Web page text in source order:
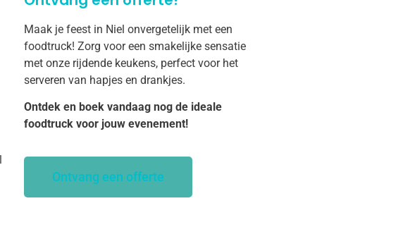
Maak je feest in Niel onvergetelijk met een
foodtruck! Zorg voor een smakelijke sensatie
met onze rijdende keukens, perfect voor het
serveren van hapjes en drankjes.
Ontdek en boek vandaag nog de ideale
foodtruck voor jouw evenement!
Ontvang een offerte